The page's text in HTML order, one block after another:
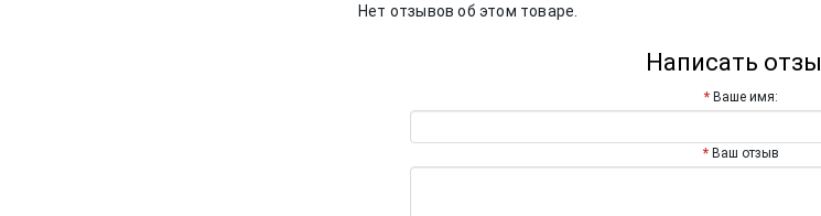
Нет отзывов об этом товаре.
Написать
Ваше имя:
Ваш отзыв